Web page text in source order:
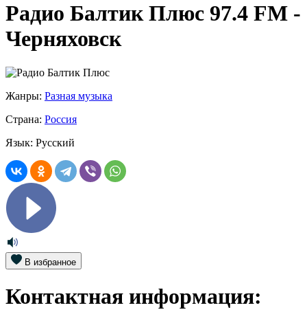
Радио Балтик Плюс 97.4 FM -
Черняховск
Жанры: Разная музыка
Страна: Россия
Язык: Русский
В избранное
Контактная информация: